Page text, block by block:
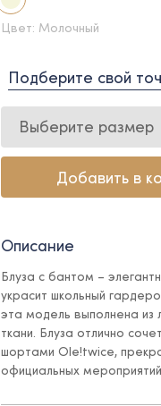
Цвет: Молочный
Подберите свой
Выберите размер
Добавить в
Описание
Блуза с бантом –
украсит школьный
эта модель выполнена из
ткани. Блуза отлично
шортами Ole!twice,
официальных